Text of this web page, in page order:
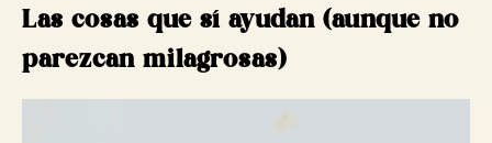
Las cosas que sí ayudan (aunque no
parezcan milagrosas)